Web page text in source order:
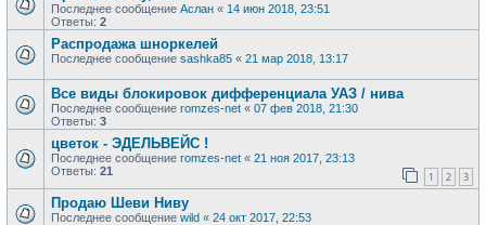
Последнее сообщение Аслан « 14 июн 2018, 23:51
Ответы: 2
Распродажа шноркелей
Последнее сообщение sashka85 « 21 мар 2018, 13:17
Все виды блокировок дифференциала УАЗ / нива
Последнее сообщение romzes-net « 07 фев 2018, 21:30
Ответы: 3
цветок - ЭДЕЛЬВЕЙС !
Последнее сообщение romzes-net « 21 ноя 2017, 23:13
Ответы: 21 1 2 3
Продаю Шеви Ниву
Последнее сообщение wild « 24 окт 2017, 22:53